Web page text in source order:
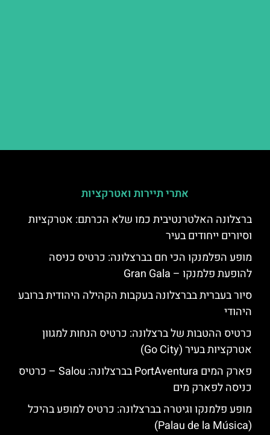
אתרי תיירות ואטרקציות
ברצלונה האלטרנטיבית כמו שלא הכרתם: אטרקציות
וסיורים ייחודים בעיר
מופע הפלמנקו הכי חם בברצלונה: כרטיס כניסה
להופעת פלמנקו – Gran Gala
סיור בעברית בברצלונה בעקבות הקהילה היהודית ברובע
היהודי
כרטיס ההטבות של ברצלונה: כרטיס הנחות למגוון
אטרקציות בעיר (Go City)
פארק המים PortAventura בברצלונה: Salou – כרטיס
כניסה לפארק מים
מופע פלמנקו וגיטרה בברצלונה: כרטיס למופע בהיכל
(Palau de la Música)